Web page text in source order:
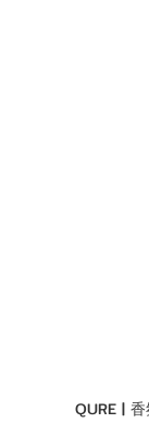
QURE |